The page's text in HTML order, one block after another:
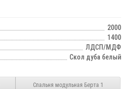
2000
1400
ЛДСП/МДФ
Скол дуба белый
Спальня модульная Берта 1